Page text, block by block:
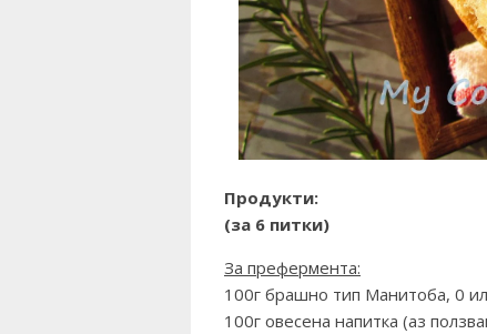
Продукти:
(за 6 питки)
За префермента:
100г брашно тип Манитоба, 0
100г овесена напитка (аз